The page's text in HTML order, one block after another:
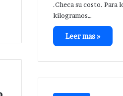
.Checa su costo. Para
kilogramos…
Leer mas »